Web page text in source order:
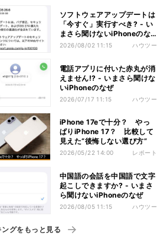
ソフトウェアアップデートは
「今すぐ」実行すべき? - い
まさら聞けないiPhoneのな
ぜ
2026/08/02 11:15 ハウツー
電話アプリに付いた赤丸が消
えません!? - いまさら聞けな
いiPhoneのなぜ
2026/07/17 11:15 ハウツー
iPhone 17eで十分？ やっ
ぱりiPhone 17？ 比較して
見えた“後悔しない選び方”
2026/05/22 14:00 レポート
中国語の会話を中国語で文字
起こしできますか? - いまさ
ら聞けないiPhoneのなぜ
2026/08/05 11:15 ハウツー
ングをもっと見る